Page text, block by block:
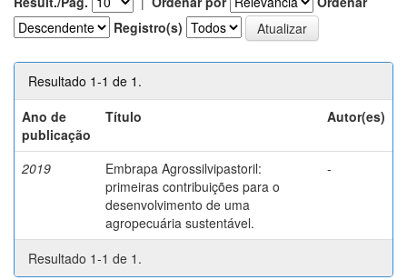
Registro(s)
Resultado 1-1 de 1.
Ano de
publicação
Título Autor(es)
2019
Embrapa Agrossilvipastoril:
primeiras contribuições para o
desenvolvimento de uma
agropecuária sustentável.
-
Resultado 1-1 de 1.